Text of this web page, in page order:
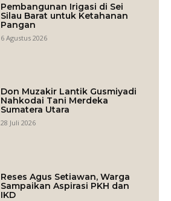
Pembangunan Irigasi di Sei
Silau Barat untuk Ketahanan
Pangan
6 Agustus 2026
Don Muzakir Lantik Gusmiyadi
Nahkodai Tani Merdeka
Sumatera Utara
28 Juli 2026
Reses Agus Setiawan, Warga
Sampaikan Aspirasi PKH dan
IKD